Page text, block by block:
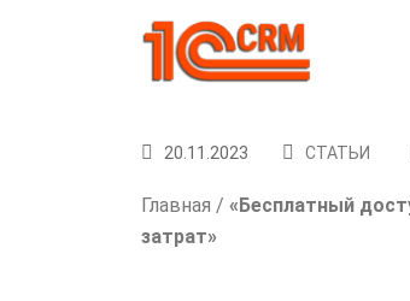
20.11.2023 СТАТЬИ
Главная / «Бесплатный
затрат»